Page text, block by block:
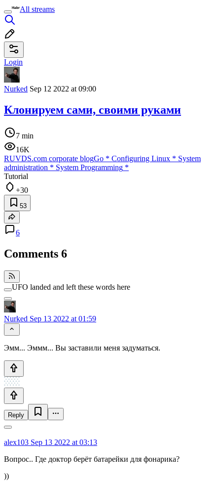
All streams
Login
Nurked Sep 12 2022 at 09:00
Клонируем сами, своими руками
7 min
16K
RUVDS.com corporate blogGo * Configuring Linux * System
administration * System Programming *
Tutorial
+30
53
6
Comments 6
UFO landed and left these words here
Nurked Sep 13 2022 at 01:59
Эмм... Эммм... Вы заставили меня задуматься.
Reply
alex103 Sep 13 2022 at 03:13
Вопрос.. Где доктор берёт батарейки для фонарика?
))